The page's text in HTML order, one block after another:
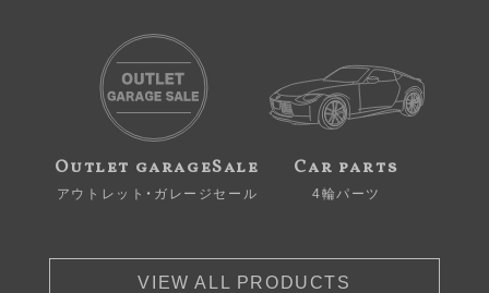
Outlet garageSale
アウトレット・ガレージセール
Car parts
4輪パーツ
VIEW ALL PRODUCTS